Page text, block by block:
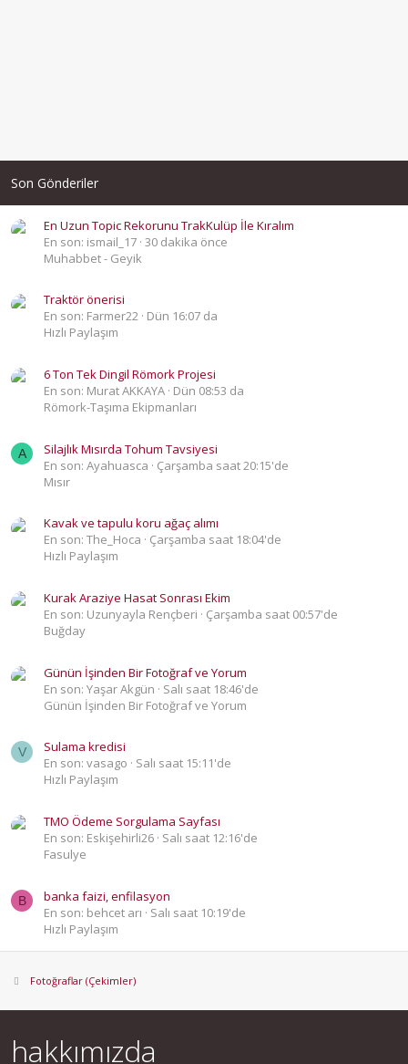
Son Gönderiler
En Uzun Topic Rekorunu TrakKulüp İle Kıralım
En son: ismail_17 30 dakika önce
Muhabbet - Geyik
Traktör önerisi
En son: Farmer22 Dün 16:07 da
Hızlı Paylaşım
6 Ton Tek Dingil Römork Projesi
En son: Murat AKKAYA Dün 08:53 da
Römork-Taşıma Ekipmanları
A
Silajlık Mısırda Tohum Tavsiyesi
En son: Ayahuasca
Çarşamba saat 20:15'de
Mısır
Kavak ve tapulu koru ağaç alımı
En son: The_Hoca
Çarşamba saat 18:04'de
Hızlı Paylaşım
Kurak Araziye Hasat Sonrası Ekim
En son: Uzunyayla Rençberi
Çarşamba saat 00:57'de
Buğday
Günün İşinden Bir Fotoğraf ve Yorum
En son: Yaşar Akgün
Salı saat 18:46'de
Günün İşinden Bir Fotoğraf ve Yorum
V
Sulama kredisi
En son: vasago
Salı saat 15:11'de
Hızlı Paylaşım
TMO Ödeme Sorgulama Sayfası
En son: Eskişehirli26 Salı saat 12:16'de
Fasulye
B
banka faizi, enfilasyon
En son: behcet arı
Salı saat 10:19'de
Hızlı Paylaşım
Fotoğraflar (Çekimler)
hakkımızda